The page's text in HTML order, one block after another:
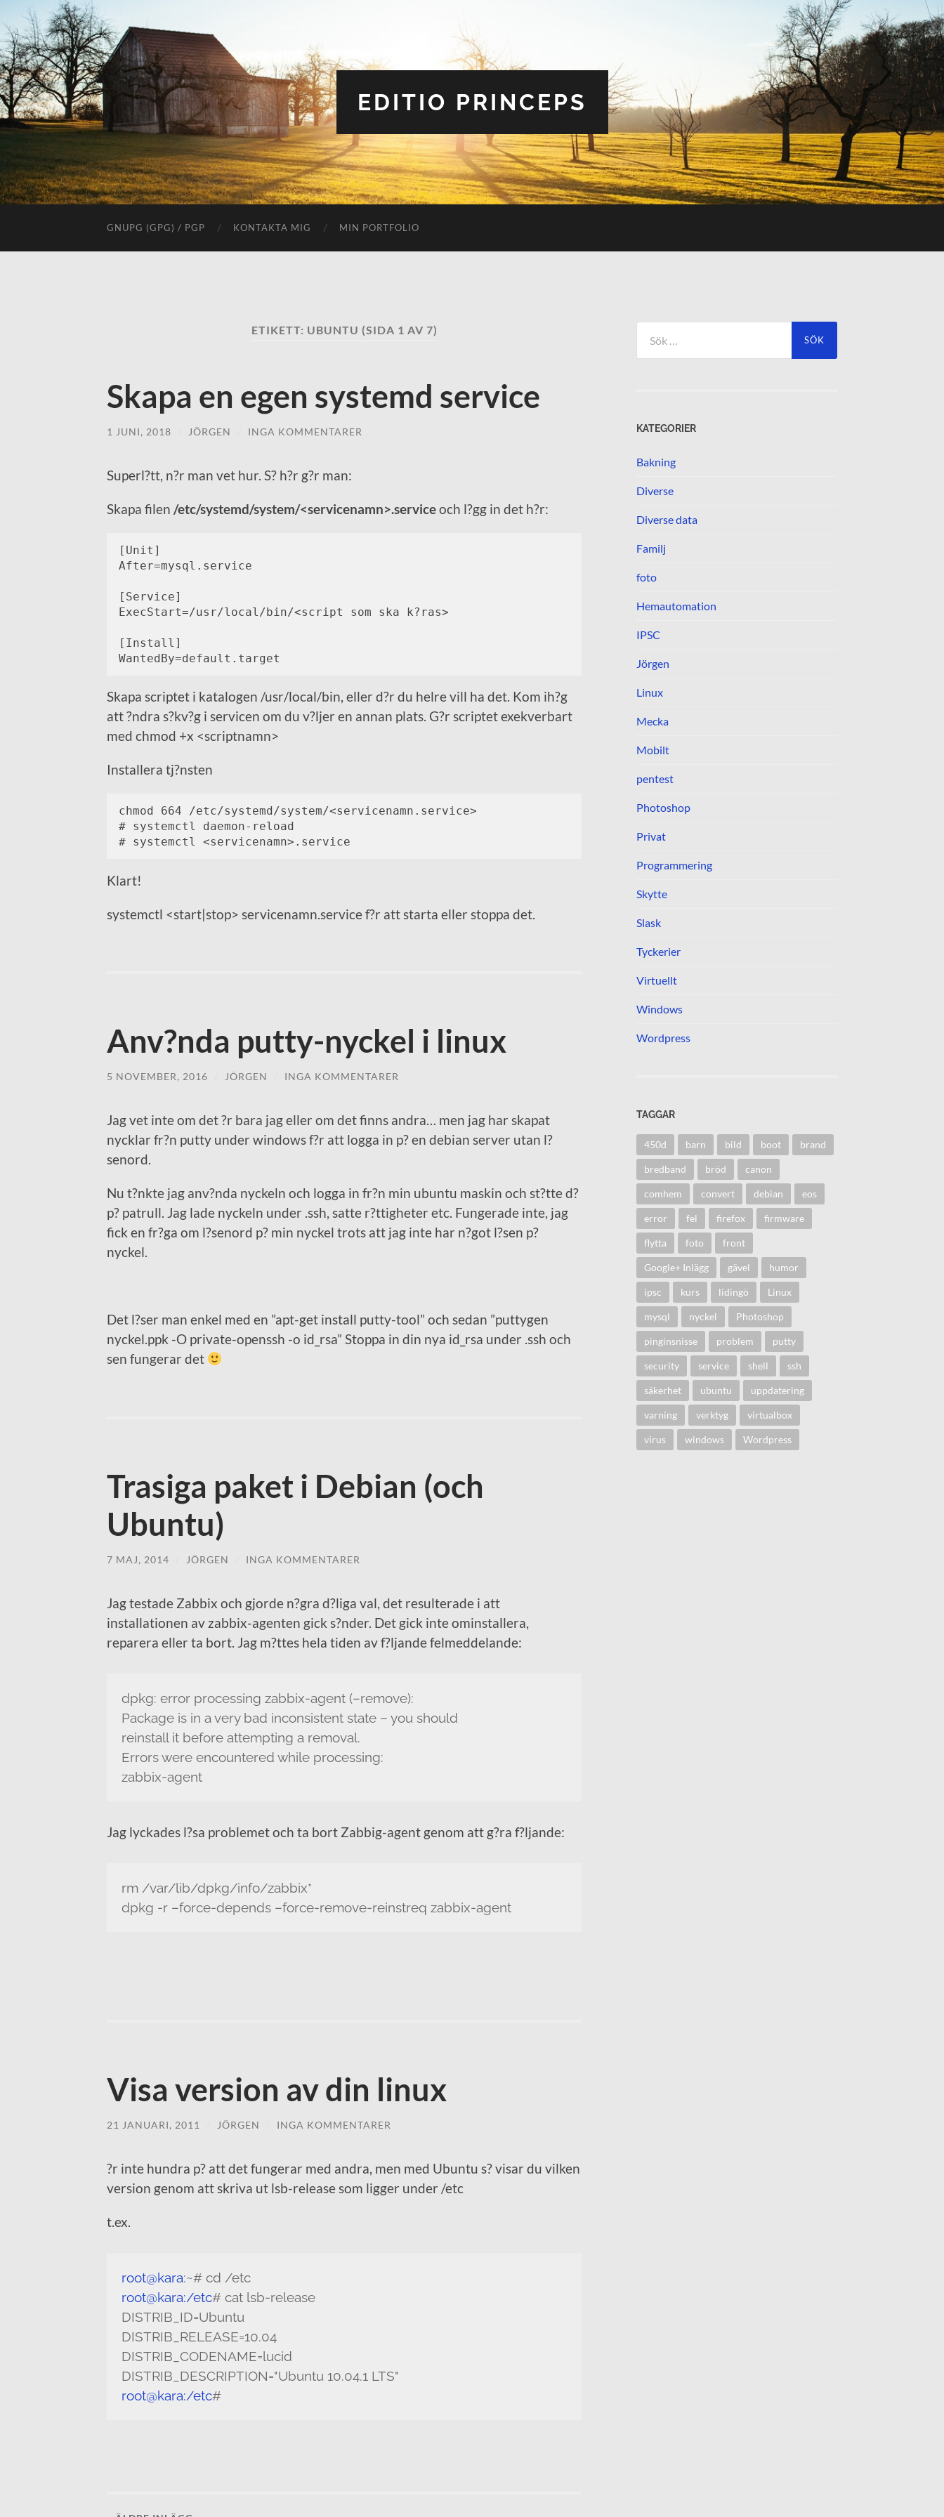
EDITIO PRINCEPS
GNUPG (GPG) / PGP KONTAKTA MIG MIN PORTFOLIO
ETIKETT: UBUNTU (SIDA 1 AV 7)
Skapa en egen systemd service
1 JUNI, 2018 JÖRGEN INGA KOMMENTARER
Superl?tt, n?r man vet hur. S? h?r g?r man:
Skapa filen /etc/systemd/system/<servicenamn>.serviceoch l?gg in det h?r:
[Unit]
After=mysql.service
[Service]
ExecStart=/usr/local/bin/<script som ska k?ras>
[Install]
WantedBy=default.target
Skapa scriptet i katalogen /usr/local/bin, eller d?r du helre vill ha det. Kom ih?g
att ?ndra s?kv?g i servicen om du v?ljer en annan plats. G?r scriptet exekverbart
med chmod +x <scriptnamn>
Installera tj?nsten
chmod 664 /etc/systemd/system/<servicenamn.service>
# systemctl daemon-reload
# systemctl <servicenamn>.service
Klart!
systemctl <start|stop> servicenamn.service f?r att starta eller stoppa det.
Anv?nda putty-nyckel i linux
5 NOVEMBER, 2016 JÖRGEN INGA KOMMENTARER
Jag vet inte om det ?r bara jag eller om det finns andra… men jag har skapat
nycklar fr?n putty under windows f?r att logga in p? en debian server utan l?
senord.
Nu t?nkte jag anv?nda nyckeln och logga in fr?n min ubuntu maskin och st?tte d?
p? patrull. Jag lade nyckeln under .ssh, satte r?ttigheter etc. Fungerade inte, jag
fick en fr?ga om l?senord p? min nyckel trots att jag inte har n?got l?sen p?
nyckel.
Det l?ser man enkel med en ”apt-get install putty-tool” och sedan ”puttygen
nyckel.ppk -O private-openssh -o id_rsa” Stoppa in din nya id_rsa under .ssh och
sen fungerar det
Trasiga paket i Debian (och
Ubuntu)
7 MAJ, 2014 JÖRGEN INGA KOMMENTARER
Jag testade Zabbix och gjorde n?gra d?liga val, det resulterade i att
installationen av zabbix-agenten gick s?nder. Det gick inte ominstallera,
reparera eller ta bort. Jag m?ttes hela tiden av f?ljande felmeddelande:
dpkg: error processing zabbix-agent (–remove):
Package is in a very bad inconsistent state – you should
reinstall it before attempting a removal.
Errors were encountered while processing:
zabbix-agent
Jag lyckades l?sa problemet och ta bort Zabbig-agent genom att g?ra f?ljande:
rm /var/lib/dpkg/info/zabbix*
dpkg -r –force-depends –force-remove-reinstreq zabbix-agent
Visa version av din linux
21 JANUARI, 2011 JÖRGEN INGA KOMMENTARER
?r inte hundra p? att det fungerar med andra, men med Ubuntu s? visar du vilken
version genom att skriva ut lsb-release som ligger under /etc
t.ex.
root@kara:~# cd /etc
root@kara:/etc# cat lsb-release
DISTRIB_ID=Ubuntu
DISTRIB_RELEASE=10.04
DISTRIB_CODENAME=lucid
DISTRIB_DESCRIPTION="Ubuntu 10.04.1 LTS"
root@kara:/etc#
efter:
KATEGORIER
Bakning
Diverse
Diverse data
Familj
foto
Hemautomation
IPSC
Jörgen
Linux
Mecka
Mobilt
pentest
Photoshop
Privat
Programmering
Skytte
Slask
Tyckerier
Virtuellt
Windows
Wordpress
TAGGAR
450d barn bild boot brand
bredband bröd canon
comhem convert debian eos
error fel firefox firmware
flytta foto front
Google+ Inlägg gävel humor
ipsc kurs lidingö Linux
mysql nyckel Photoshop
pinginsnisse problem putty
security service shell ssh
säkerhet ubuntu uppdatering
varning verktyg virtualbox
virus windows Wordpress